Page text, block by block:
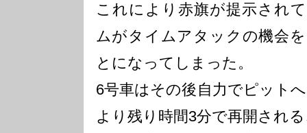
これにより赤旗が提示され
ムがタイムアタックの機会
とになってしまった。
6号車はその後自力でピット
より残り時間3分で再開され